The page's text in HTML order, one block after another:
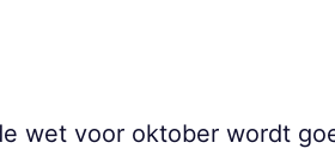
wet voor oktober wordt